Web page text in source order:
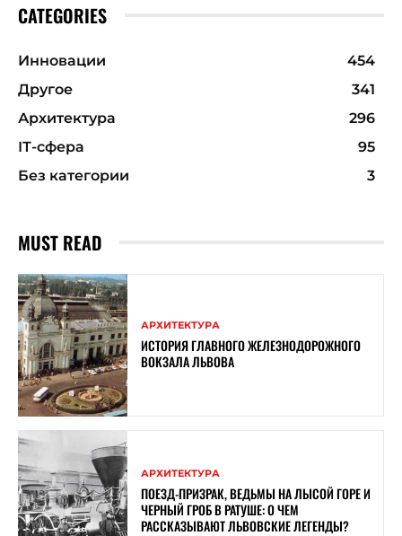
CATEGORIES
Инновации
454
Другое
341
Архитектура
296
ІТ-сфера
95
Без категории
3
MUST READ
АРХИТЕКТУРА
ИСТОРИЯ ГЛАВНОГО ЖЕЛЕЗНОДОРОЖНОГО
ВОКЗАЛА ЛЬВОВА
АРХИТЕКТУРА
ПОЕЗД-ПРИЗРАК, ВЕДЬМЫ НА ЛЫСОЙ ГОРЕ И
ЧЕРНЫЙ ГРОБ В РАТУШЕ: О ЧЕМ
РАССКАЗЫВАЮТ ЛЬВОВСКИЕ ЛЕГЕНДЫ?